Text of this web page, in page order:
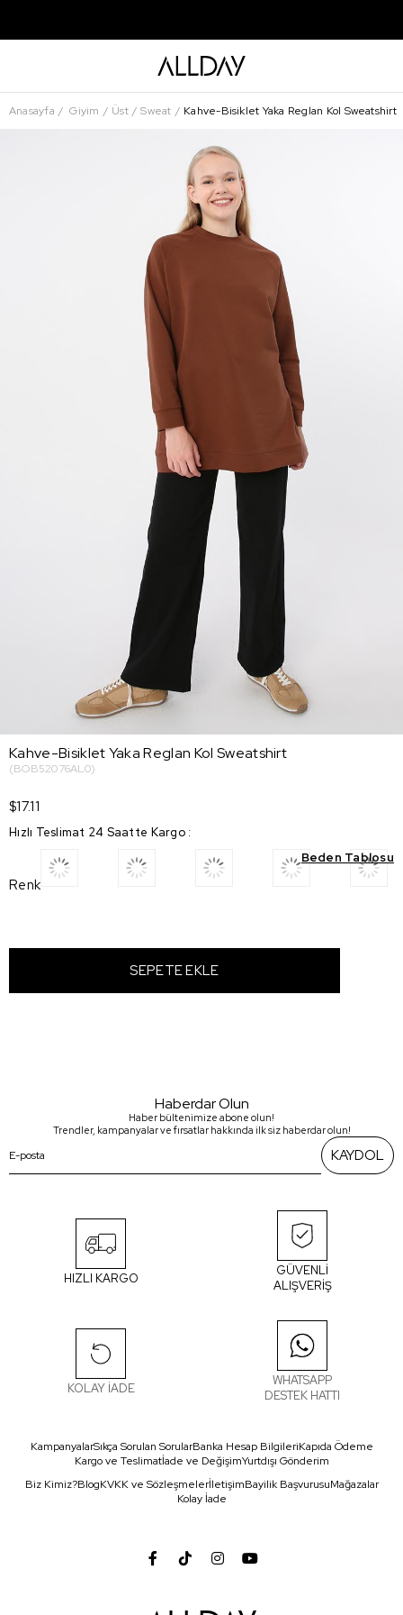
Anasayfa Giyim Üst Sweat Kahve-Bisiklet Yaka Reglan Kol Sweatshirt
Kahve-Bisiklet Yaka Reglan Kol Sweatshirt
(BOB52076AL0)
$17.11
Hızlı Teslimat 24 Saatte Kargo :
Beden Tablosu
Renk
Haberdar Olun
Haber bültenimize abone olun!
Trendler, kampanyalar ve fırsatlar hakkında ilk siz haberdar olun!
KAYDOL
HIZLI KARGO
GÜVENLİ
ALIŞVERİŞ
KOLAY İADE
WHATSAPP
DESTEK HATTI
KampanyalarSıkça Sorulan SorularBanka Hesap BilgileriKapıda Ödeme
Kargo ve Teslimatİade ve DeğişimYurtdışı Gönderim
Biz Kimiz?BlogKVKK ve SözleşmelerİletişimBayilik BaşvurusuMağazalar
Kolay İade